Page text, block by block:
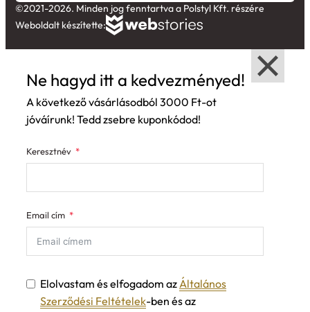
Weboldalt készítette:
A következő vásárlásodból 3000 Ft-ot
jóváírunk! Tedd zsebre kuponkódod!
Szerződési Feltételek-ben és az
Adatkezelési tájékoztató-ban foglaltakat!